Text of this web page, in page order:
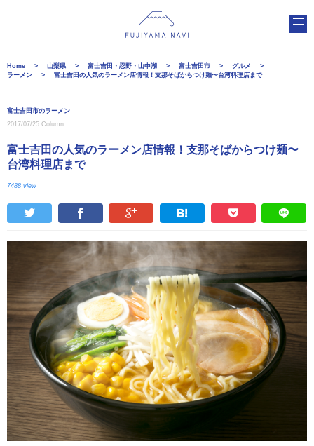
Home 山梨県 富士吉田・忍野・山中湖 富士吉田市
グルメ
ラーメン
富士吉田の人気のラーメン店情報！支那そばからつけ麺〜台湾料理店まで
富士吉田市のラーメン
2017/07/25 Column
富士吉田の人気のラーメン店情報！支那そばからつけ麺〜
台湾料理店まで
7488 view